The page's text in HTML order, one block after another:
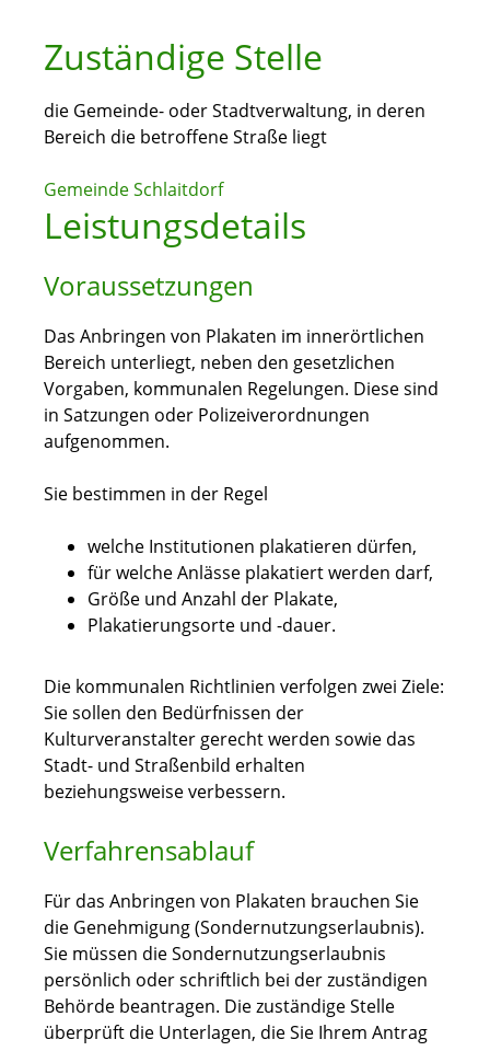
Zuständige Stelle
die Gemeinde- oder Stadtverwaltung, in deren
Bereich die betroffene Straße liegt
Gemeinde Schlaitdorf
Leistungsdetails
Voraussetzungen
Das Anbringen von Plakaten im innerörtlichen
Bereich unterliegt, neben den gesetzlichen
Vorgaben, kommunalen Regelungen. Diese sind
in Satzungen oder Polizeiverordnungen
aufgenommen.
Sie bestimmen in der Regel
welche Institutionen plakatieren dürfen,
für welche Anlässe plakatiert werden darf,
Größe und Anzahl der Plakate,
Plakatierungsorte und -dauer.
Die kommunalen Richtlinien verfolgen zwei Ziele:
Sie sollen den Bedürfnissen der
Kulturveranstalter gerecht werden sowie das
Stadt- und Straßenbild erhalten
beziehungsweise verbessern.
Verfahrensablauf
Für das Anbringen von Plakaten brauchen Sie
die Genehmigung (Sondernutzungserlaubnis).
Sie müssen die Sondernutzungserlaubnis
persönlich oder schriftlich bei der zuständigen
Behörde beantragen. Die zuständige Stelle
überprüft die Unterlagen, die Sie Ihrem Antrag